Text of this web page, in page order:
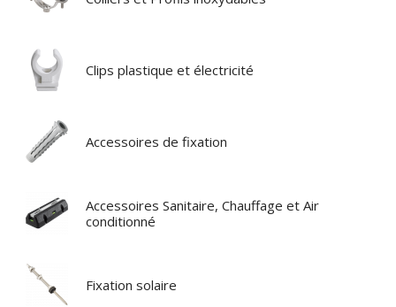
Clips plastique et électricité
Accessoires de fixation
Accessoires Sanitaire, Chauffage et Air
conditionné
Fixation solaire